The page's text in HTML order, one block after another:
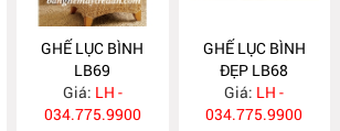
GHẾ LỤC BÌNH
LB69
Giá: LH -
034.775.9900
GHẾ LỤC BÌNH
ĐẸP LB68
Giá: LH -
034.775.9900